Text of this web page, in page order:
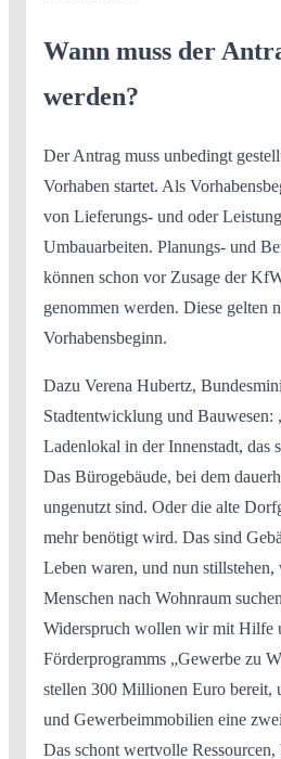
Wann muss der
werden?
Der Antrag muss unbedingt
Vorhaben startet. Als
von Lieferungs- und oder
Umbau­arbeiten. Planungs- und
können schon vor Zusage der
genommen werden. Diese gelten
Vorhabensbeginn.
Dazu Verena Hubertz,
Stadtentwicklung und Bauwesen:
Ladenlokal in der Innenstadt, das
Das Bürogebäude, bei dem
ungenutzt sind. Oder die alte
mehr benötigt wird. Das sind
Leben waren, und nun stillstehen,
Menschen nach Wohnraum
Widerspruch wollen wir mit Hilfe
Förderprogramms „Gewerbe zu
stellen 300 Millionen Euro bereit,
und Gewerbeimmobilien eine
Das schont wertvolle